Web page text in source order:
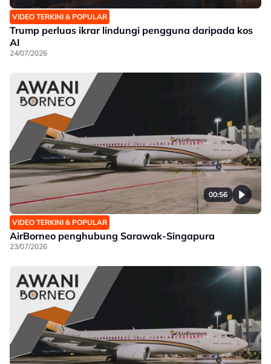
VIDEO TERKINI & POPULAR
Trump perluas ikrar lindungi pengguna daripada kos
AI
24/07/2026
00:56
VIDEO TERKINI & POPULAR
AirBorneo penghubung Sarawak-Singapura
23/07/2026